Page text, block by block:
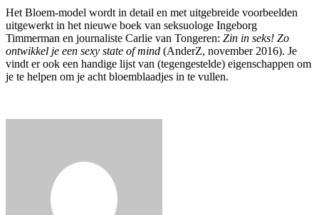
Het Bloem-model wordt in detail en met uitgebreide voorbeelden
uitgewerkt in het nieuwe boek van seksuologe Ingeborg
Timmerman en journaliste Carlie van Tongeren: Zin in seks! Zo
ontwikkel je een sexy state of mind (AnderZ, november 2016). Je
vindt er ook een handige lijst van (tegengestelde) eigenschappen om
je te helpen om je acht bloemblaadjes in te vullen.